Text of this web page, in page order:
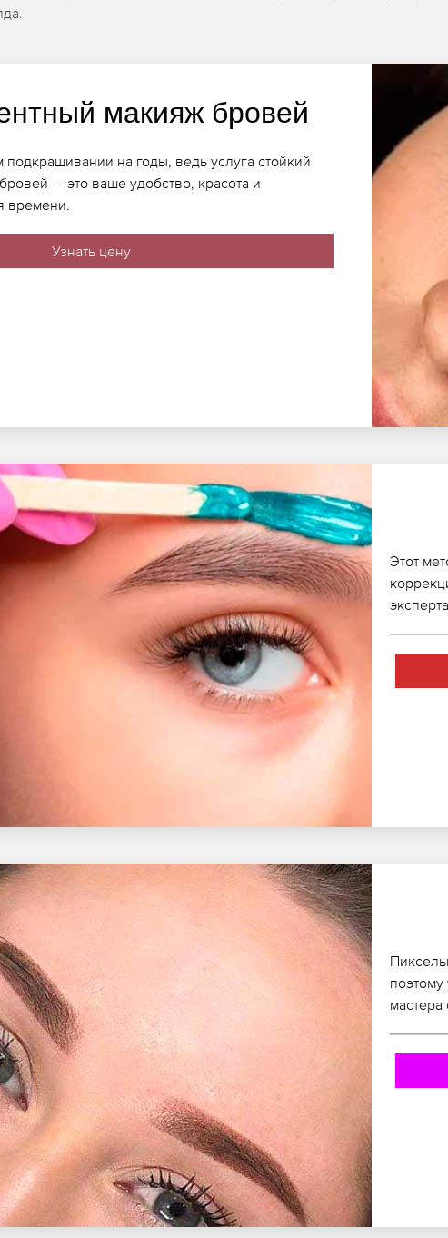
макияж бровей
на годы, ведь услуга стойкий
— это ваше удобство, красота и
времени.
Узнать цену
Этот
мастера